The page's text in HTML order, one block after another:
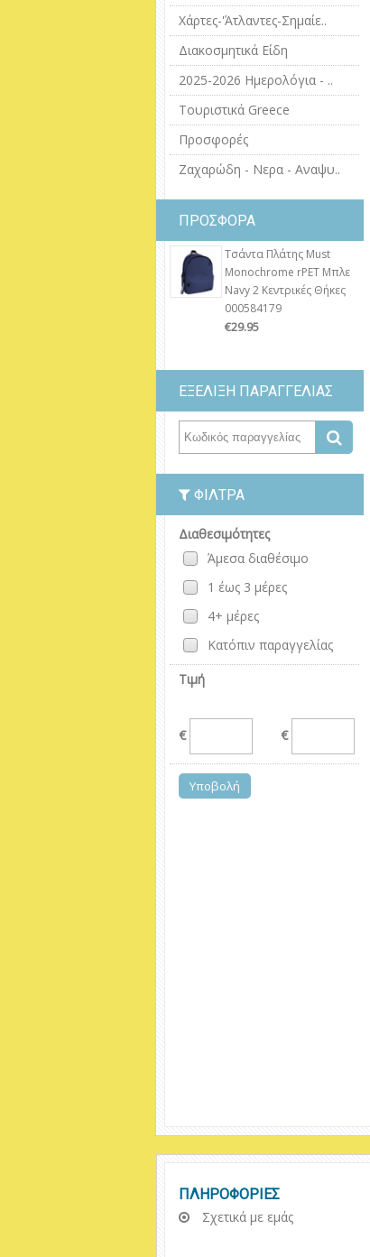
Χάρτες-'Άτλαντες-Σημαίε..
Διακοσμητικά Είδη
2025-2026 Ημερολόγια - ..
Τουριστικά Greece
Προσφορές
Ζαχαρώδη - Νερα - Αναψυ..
ΠΡΟΣΦΟΡΑ
Τσάντα Πλάτης Must
Monochrome rPET Μπλε
Navy 2 Κεντρικές Θήκες
000584179
€29.95
ΕΞΕΛΙΞΗ ΠΑΡΑΓΓΕΛΙΑΣ
ΦΊΛΤΡΑ
Διαθεσιμότητες
Άμεσα διαθέσιμο
1 έως 3 μέρες
4+ μέρες
Κατόπιν παραγγελίας
Τιμή
€ €
ΠΛΗΡΟΦΟΡΙΕΣ
Σχετικά με εμάς